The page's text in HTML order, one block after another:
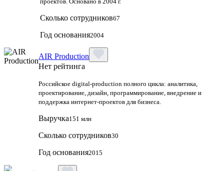
Сколько сотрудников67
Год основания2004
AIR Production
Нет рейтинга
Российское digital-production полного цикла: аналитика,
проектирование, дизайн, программирование, внедрение и
поддержка интернет-проектов для бизнеса.
Выручка151 млн
Сколько сотрудников30
Год основания2015